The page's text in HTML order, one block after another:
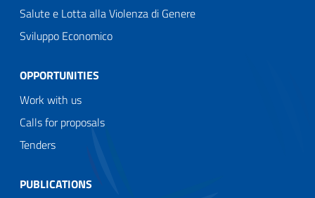
Salute e Lotta alla Violenza di Genere
Sviluppo Economico
OPPORTUNITIES
Work with us
Calls for proposals
Tenders
PUBLICATIONS